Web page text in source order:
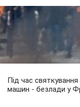
Під час
машин - безлади у